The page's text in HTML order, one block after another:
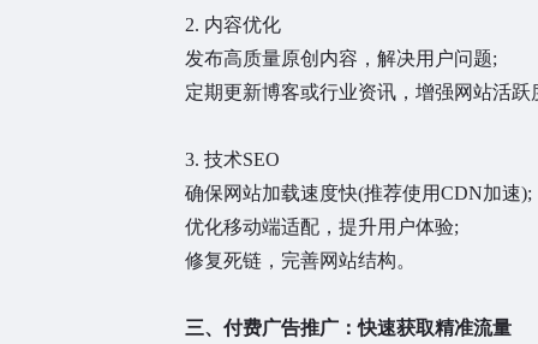
2. 内容优化
发布高质量原创内容，解决用户问题;
定期更新博客或行业资讯，增强网站活跃
3. 技术SEO
确保网站加载速度快(推荐使用CDN加速);
优化移动端适配，提升用户体验;
修复死链，完善网站结构。
三、付费广告推广：快速获取精准流量